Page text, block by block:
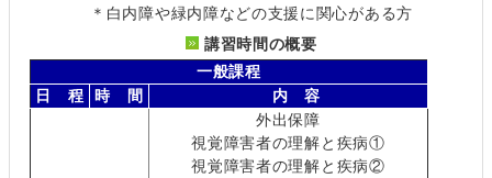
＊白内障や緑内障などの支援に関心がある方
講習時間の概要
一般課程
日 程
時 間 内 容
外出保障
視覚障害者の理解と疾病①
視覚障害者の理解と疾病②